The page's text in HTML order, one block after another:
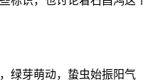
绿芽萌动，蛰虫始振阳气